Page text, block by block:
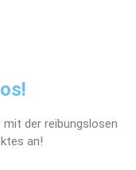
mit der reibungslosen
an!